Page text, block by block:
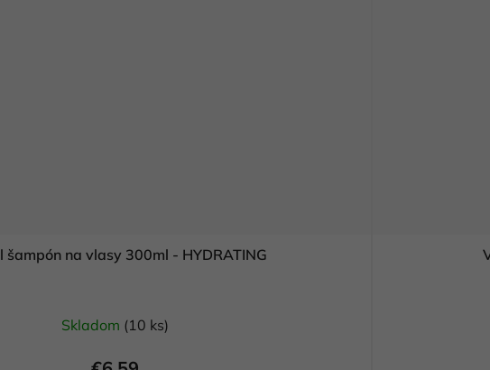
šampón na vlasy 300ml - HYDRATING
Skladom (10 ks)